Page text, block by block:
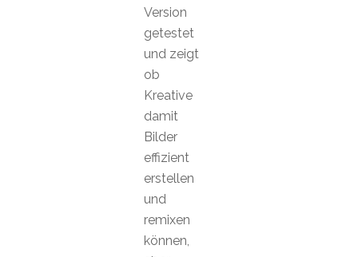
Version
getestet
und zeigt
ob
Kreative
damit
Bilder
effizient
erstellen
und
remixen
können,